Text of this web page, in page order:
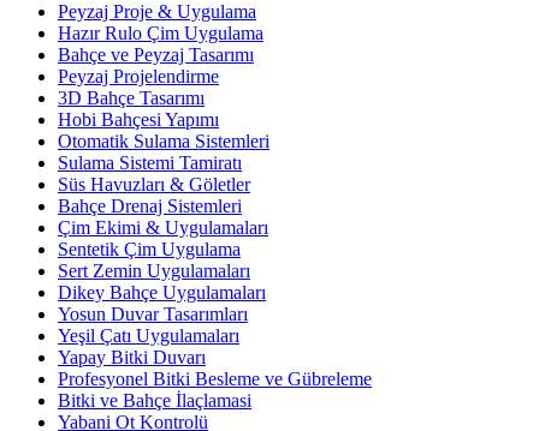
Peyzaj Proje & Uygulama
Hazır Rulo Çim Uygulama
Bahçe ve Peyzaj Tasarımı
Peyzaj Projelendirme
3D Bahçe Tasarımı
Hobi Bahçesi Yapımı
Otomatik Sulama Sistemleri
Sulama Sistemi Tamiratı
Süs Havuzları & Göletler
Bahçe Drenaj Sistemleri
Çim Ekimi & Uygulamaları
Sentetik Çim Uygulama
Sert Zemin Uygulamaları
Dikey Bahçe Uygulamaları
Yosun Duvar Tasarımları
Yeşil Çatı Uygulamaları
Yapay Bitki Duvarı
Profesyonel Bitki Besleme ve Gübreleme
Bitki ve Bahçe İlaçlamasi
Yabani Ot Kontrolü